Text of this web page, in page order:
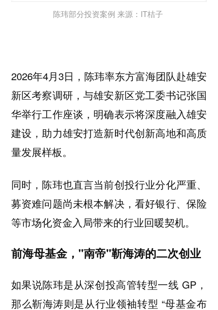
陈玮部分投资案例 来源：IT桔子
2026年4月3日，陈玮率东方富海团队赴雄安
新区考察调研，与雄安新区党工委书记张国
华举行工作座谈，明确表示将深度融入雄安
建设，助力雄安打造新时代创新高地和高质
量发展样板。
同时，陈玮也直言当前创投行业分化严重、
募资难问题尚未根本解决，看好银行、保险
等市场化资金入局带来的行业回暖契机。
前海母基金，"南帝"靳海涛的二次创业
如果说陈玮是从深创投高管转型一线 GP，
那么靳海涛则是从行业领袖转型 “母基金布